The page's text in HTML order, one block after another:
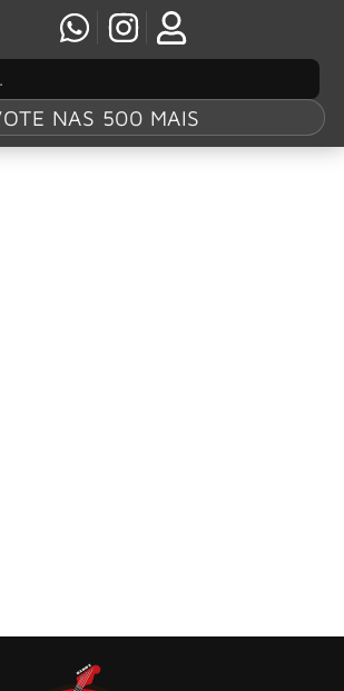
NAS 500 MAIS